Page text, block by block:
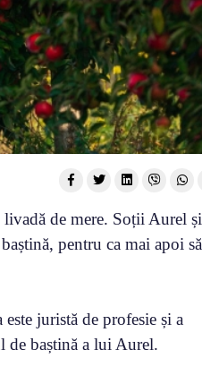
de mere. Soții Aurel și
pentru ca mai apoi să
juristă de profesie și a
de baștină a lui Aurel.